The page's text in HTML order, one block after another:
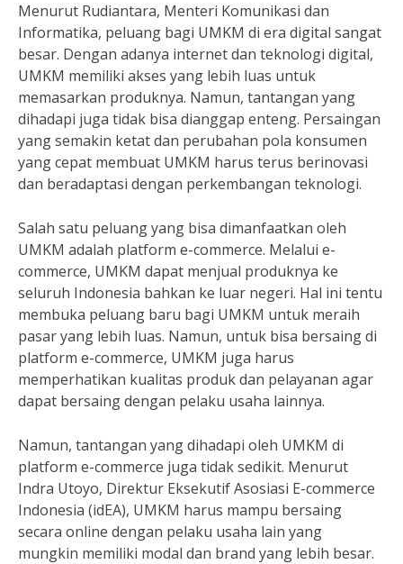
Menurut Rudiantara, Menteri Komunikasi dan
Informatika, peluang bagi UMKM di era digital sangat
besar. Dengan adanya internet dan teknologi digital,
UMKM memiliki akses yang lebih luas untuk
memasarkan produknya. Namun, tantangan yang
dihadapi juga tidak bisa dianggap enteng. Persaingan
yang semakin ketat dan perubahan pola konsumen
yang cepat membuat UMKM harus terus berinovasi
dan beradaptasi dengan perkembangan teknologi.
Salah satu peluang yang bisa dimanfaatkan oleh
UMKM adalah platform e-commerce. Melalui e-
commerce, UMKM dapat menjual produknya ke
seluruh Indonesia bahkan ke luar negeri. Hal ini tentu
membuka peluang baru bagi UMKM untuk meraih
pasar yang lebih luas. Namun, untuk bisa bersaing di
platform e-commerce, UMKM juga harus
memperhatikan kualitas produk dan pelayanan agar
dapat bersaing dengan pelaku usaha lainnya.
Namun, tantangan yang dihadapi oleh UMKM di
platform e-commerce juga tidak sedikit. Menurut
Indra Utoyo, Direktur Eksekutif Asosiasi E-commerce
Indonesia (idEA), UMKM harus mampu bersaing
secara online dengan pelaku usaha lain yang
mungkin memiliki modal dan brand yang lebih besar.